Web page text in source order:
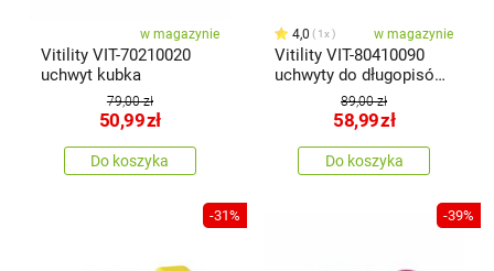
w magazynie
Vitility VIT-70210020
uchwyt kubka
79,00 zł
50,99zł
Do koszyka
4,0 1x w magazynie
Vitility VIT-80410090
uchwyty do długopisów,
89,00 zł
58,99zł
Do koszyka
-31% -39%